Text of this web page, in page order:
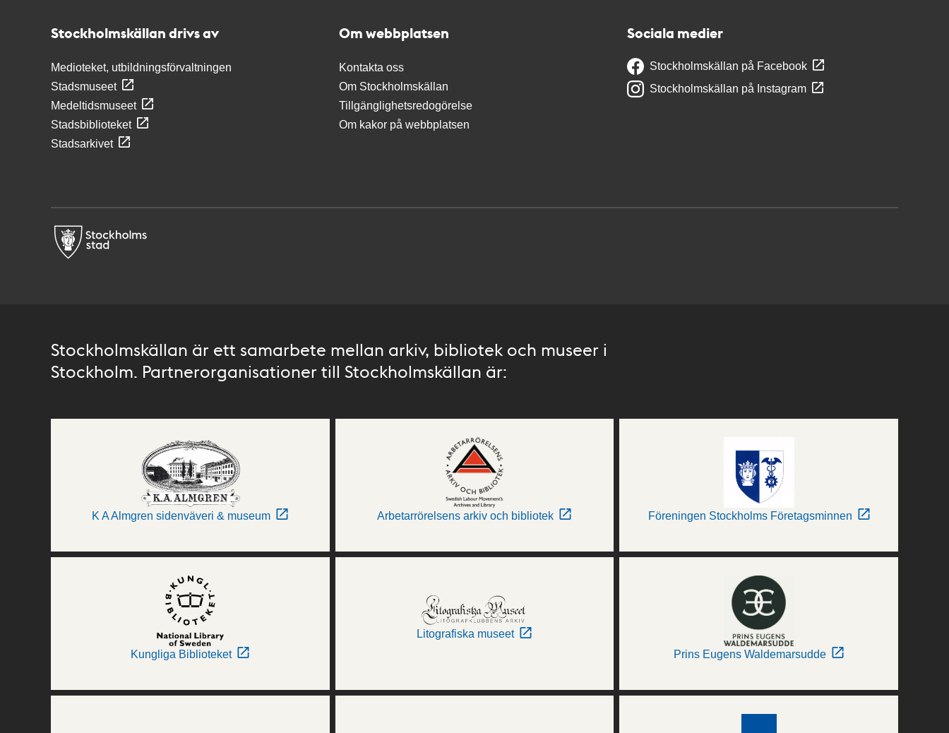
Stockholmskällan drivs av
Medioteket, utbildningsförvaltningen
Stadsmuseet
Medeltidsmuseet
Stadsbiblioteket
Stadsarkivet
Om webbplatsen
Kontakta oss
Om Stockholmskällan
Tillgänglighetsredogörelse
Om kakor på webbplatsen
Sociala medier
Stockholmskällan på Facebook
Stockholmskällan på Instagram
Stockholmskällan är ett samarbete mellan arkiv, bibliotek och museer i
Stockholm. Partnerorganisationer till Stockholmskällan är:
K A Almgren sidenväveri & museum Arbetarrörelsens arkiv och bibliotek Föreningen Stockholms Företagsminnen
Kungliga Biblioteket
Litografiska museet
Prins Eugens Waldemarsudde